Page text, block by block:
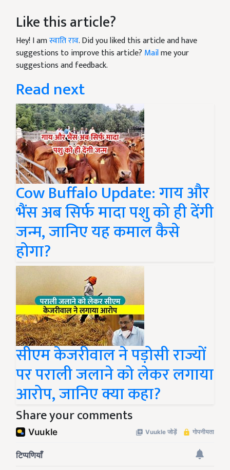
Like this article?
Hey! I amस्वाति राव. Did you liked this article and have
suggestions to improve this article? Mailme your
suggestions and feedback.
Read next
Cow Buffalo Update: गाय और
भैंस अब सिर्फ मादा पशु को ही देंगी
जन्म, जानिए यह कमाल कैसे
होगा?
सीएम केजरीवाल ने पड़ोसी राज्यों
पर पराली जलाने को लेकर लगाया
आरोप, जानिए क्या कहा?
Share your comments